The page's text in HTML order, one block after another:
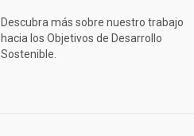
Descubra más sobre nuestro trabajo
hacia los Objetivos de Desarrollo
Sostenible.